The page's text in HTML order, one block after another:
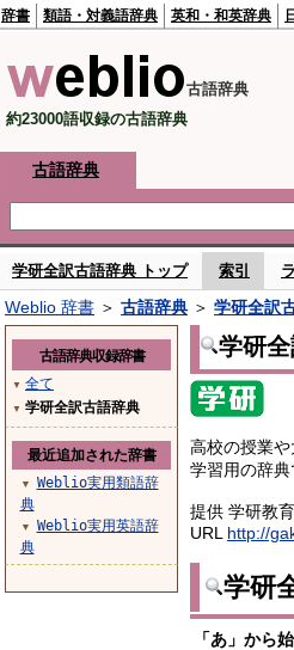
辞書 類語・対義語辞典 英和・和英辞典
古語辞典
約23000語収録の古語辞典
古語辞典
学研全訳古語辞典 トップ 索引
Weblio 辞書 ＞ 古語辞典 ＞ 学研全訳
学研
高校の授業
学習用の辞典
提供 学研教
URL http://
学研
「あ」から
古語辞典収録辞書
▼ 全て
▼ 学研全訳古語辞典
最近追加された辞書
▼
Weblio実用類語辞
典
▼
Weblio実用英語辞
典